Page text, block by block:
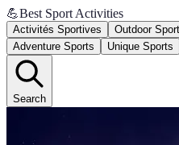
💪Best Sport Activities
Activités Sportives Outdoor
Adventure Sports
Unique Sports
Search